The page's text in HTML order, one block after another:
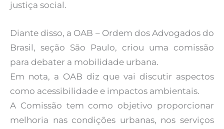
justiça social.
Diante disso, a OAB – Ordem dos Advogados do
Brasil, seção São Paulo, criou uma comissão
para debater a mobilidade urbana.
Em nota, a OAB diz que vai discutir aspectos
como acessibilidade e impactos ambientais.
A Comissão tem como objetivo proporcionar
melhoria nas condições urbanas, nos serviços